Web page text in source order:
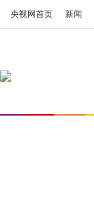
央视网首页 新闻